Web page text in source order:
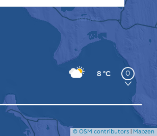
8 °C 0
CONDICIONES GENERALES
GUÍA DE INSTALACIÓN
CONTACTE CON NOSOTROS
© OSM contributors | Mapzen